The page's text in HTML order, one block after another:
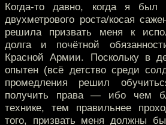
Когда-то давно, когда я был
двухметрового роста/косая
решила призвать меня к
долга и почётной
Красной Армии. Поскольку в
опытен (всё детство среди
промедления решил
получить права — ибо чем
технике, тем правильнее
того, призвать меня должны